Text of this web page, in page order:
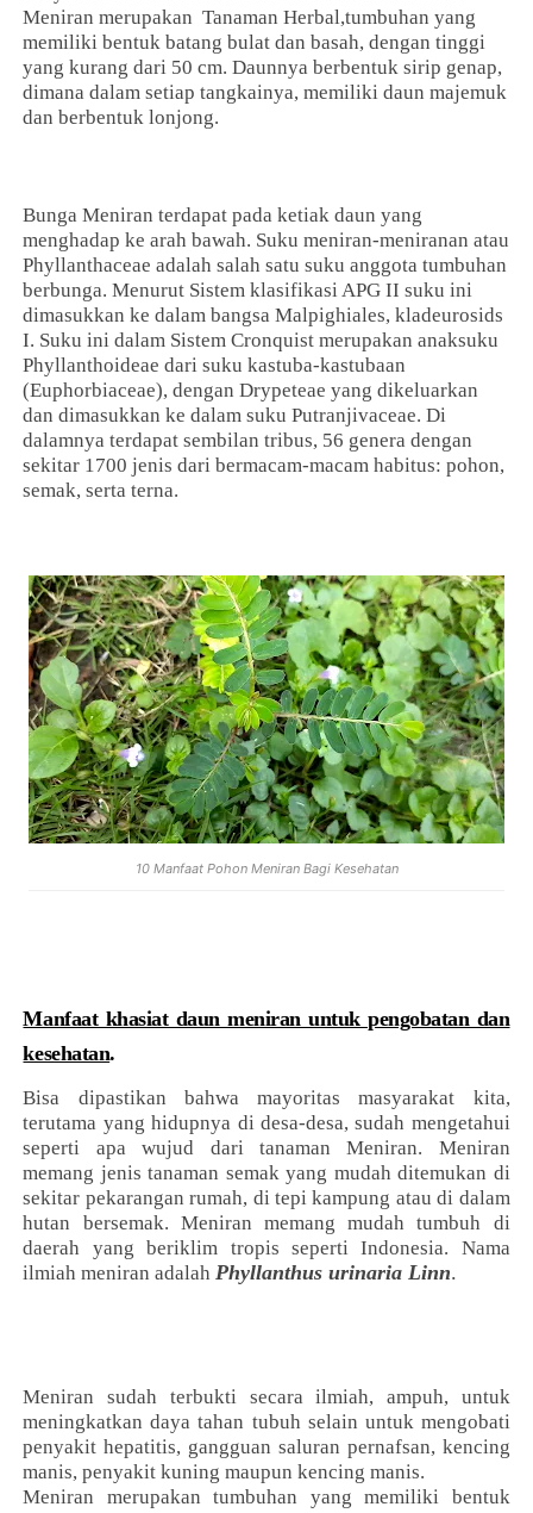
Meniran merupakan Tanaman Herbal,tumbuhan yang
memiliki bentuk batang bulat dan basah, dengan tinggi
yang kurang dari 50 cm. Daunnya berbentuk sirip genap,
dimana dalam setiap tangkainya, memiliki daun majemuk
dan berbentuk lonjong.
Bunga Meniran terdapat pada ketiak daun yang
menghadap ke arah bawah. Suku meniran-meniranan atau
Phyllanthaceae adalah salah satu suku anggota tumbuhan
berbunga. Menurut Sistem klasifikasi APG II suku ini
dimasukkan ke dalam bangsa Malpighiales, kladeurosids
I. Suku ini dalam Sistem Cronquist merupakan anaksuku
Phyllanthoideae dari suku kastuba-kastubaan
(Euphorbiaceae), dengan Drypeteae yang dikeluarkan
dan dimasukkan ke dalam suku Putranjivaceae. Di
dalamnya terdapat sembilan tribus, 56 genera dengan
sekitar 1700 jenis dari bermacam-macam habitus: pohon,
semak, serta terna.
10 Manfaat Pohon Meniran Bagi Kesehatan
Manfaat khasiat daun meniran untuk pengobatan dan
kesehatan.
Bisa dipastikan bahwa mayoritas masyarakat kita,
terutama yang hidupnya di desa-desa, sudah mengetahui
seperti apa wujud dari tanaman Meniran. Meniran
memang jenis tanaman semak yang mudah ditemukan di
sekitar pekarangan rumah, di tepi kampung atau di dalam
hutan bersemak. Meniran memang mudah tumbuh di
daerah yang beriklim tropis seperti Indonesia. Nama
ilmiah meniran adalah Phyllanthus urinaria Linn.
Meniran sudah terbukti secara ilmiah, ampuh, untuk
meningkatkan daya tahan tubuh selain untuk mengobati
penyakit hepatitis, gangguan saluran pernafsan, kencing
manis, penyakit kuning maupun kencing manis.
Meniran merupakan tumbuhan yang memiliki bentuk